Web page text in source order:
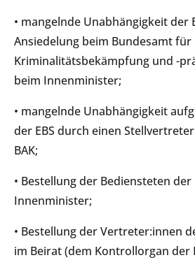
• mangelnde Unabhängigkeit der
Ansiedelung beim Bundesamt für
Kriminalitätsbekämpfung und -
beim Innenminister;
• mangelnde Unabhängigkeit
der EBS durch einen
BAK;
• Bestellung der Bediensteten der
Innenminister;
• Bestellung der Vertreter:innen
im Beirat (dem Kontrollorgan der